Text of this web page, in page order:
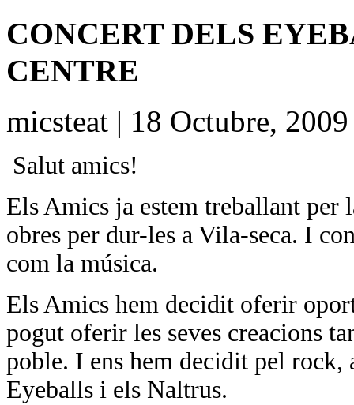
CONCERT DELS
CENTRE
micsteat | 18 Octubre,
Salut amics!
Els Amics ja estem treballant per
obres per dur-les a Vila-seca. I
com la música.
Els Amics hem decidit oferir
pogut oferir les seves creacions
poble. I ens hem decidit pel rock,
Eyeballs i els Naltrus.